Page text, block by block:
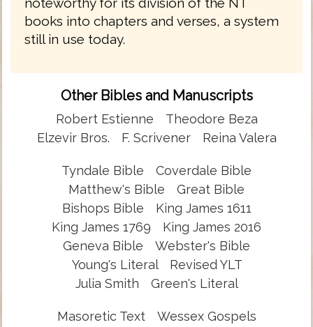
books into chapters and verses, a system
still in use today.
Other Bibles and Manuscripts
Robert Estienne
Theodore Beza
Elzevir Bros.
F. Scrivener Reina Valera
Tyndale Bible
Coverdale Bible
Matthew's Bible
Great Bible
Bishops Bible
King James 1611
King James 1769
King James 2016
Geneva Bible
Webster's Bible
Young's Literal
Revised YLT
Julia Smith
Green's Literal
Masoretic Text
Wessex Gospels